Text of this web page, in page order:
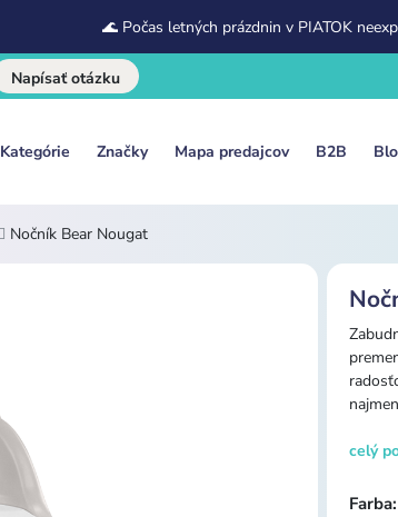
🌊 Počas letných prázdnin v PIATOK
Napísať otázku
Kategórie Značky Mapa predajcov B2B
Nočník Bear Nougat
celý
Farba: